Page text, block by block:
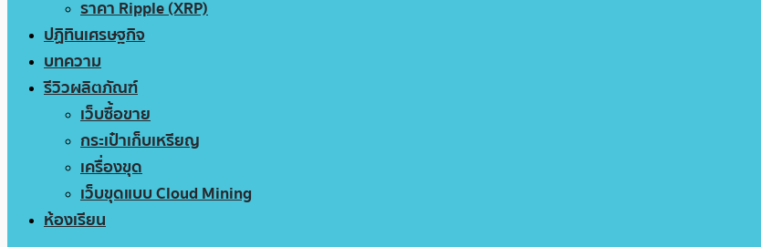
ราคา Ripple (XRP)
ปฏิทินเศรษฐกิจ
บทความ
รีวิวผลิตภัณฑ์
เว็บซื้อขาย
กระเป๋าเก็บเหรียญ
เครื่องขุด
เว็บขุดแบบ Cloud Mining
ห้องเรียน